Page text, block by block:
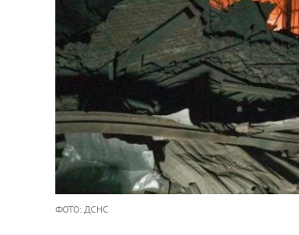
ФОТО: ДСНС